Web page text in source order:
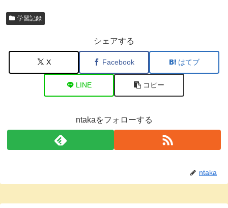
学習記録
シェアする
X Facebook はてブ
LINE コピー
ntakaをフォローする
ntaka